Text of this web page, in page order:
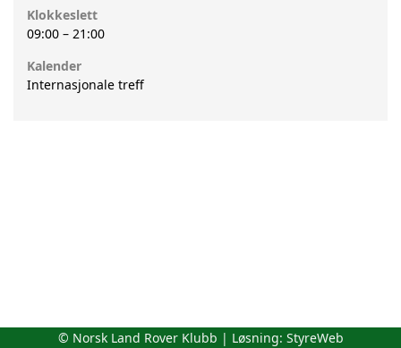
Klokkeslett
09:00 – 21:00
Kalender
Internasjonale treff
© Norsk Land Rover Klubb | Løsning: StyreWeb